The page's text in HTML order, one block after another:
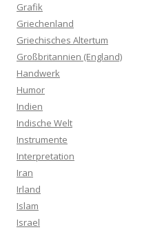
Grafik
Griechenland
Griechisches Altertum
Großbritannien (England)
Handwerk
Humor
Indien
Indische Welt
Instrumente
Interpretation
Iran
Irland
Islam
Israel